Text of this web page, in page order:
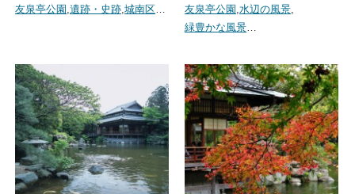
友泉亭公園 ,遺跡・史跡,城南区…
友泉亭公園 ,水辺の風景,
緑豊かな風景…